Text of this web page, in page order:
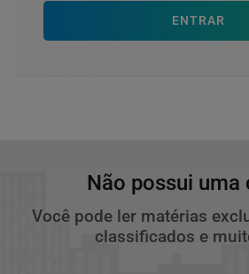
ENTRAR
Não possui uma
Você pode ler matérias
classificados e